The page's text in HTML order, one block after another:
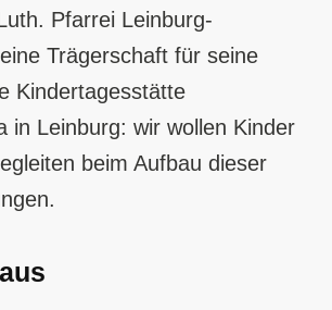
Pfarrei Leinburg-
Trägerschaft für seine
Kindertagesstätte
in Leinburg: wir wollen Kinder
beim Aufbau dieser